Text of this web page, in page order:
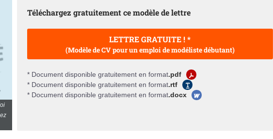
Téléchargez gratuitement ce modèle de lettre
LETTRE GRATUITE ! *
(Modèle de CV pour un emploi de modéliste débutant)
* Document disponible gratuitement en format.pdf
* Document disponible gratuitement en format.rtf
* Document disponible gratuitement en format.docx